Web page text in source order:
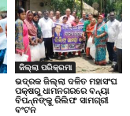
ଜିଲ୍ଲା ପରିକ୍ରମା
ଭଦ୍ରକ ଜିଲ୍ଲା ଦଳିତ ମହାସଂଘ
ପକ୍ଷରୁ ଧାମନଗରରେ ବନ୍ୟା
ବିପନ୍ନଙ୍କୁ ରିଲିଫ ସାମଗ୍ରୀ
ବଂଟନ